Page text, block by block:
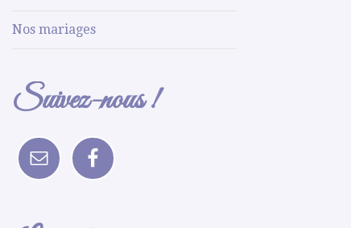
Nos mariages
Suivez-nous !